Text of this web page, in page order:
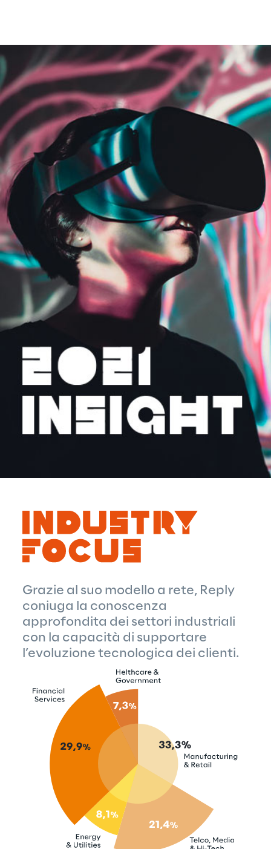
Grazie al suo modello a rete, Reply
coniuga la conoscenza
approfondita dei settori industriali
con la capacità di supportare
l’evoluzione tecnologica dei clienti.